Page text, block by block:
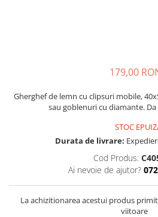
179,00
Gherghef de lemn cu clipsuri mobile,
sau goblenuri cu diamante.
STOC
Durata de livrare:
Cod Produs:
Ai nevoie de ajutor?
La achizitionarea acestui produs
viitoare